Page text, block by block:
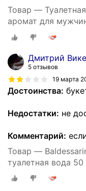
Товар —
аромат для
Дмитрий
5 отзывов
19 марта
Достоинства:
Недостатки: не
Комментарий:
Товар —
туалетная вода